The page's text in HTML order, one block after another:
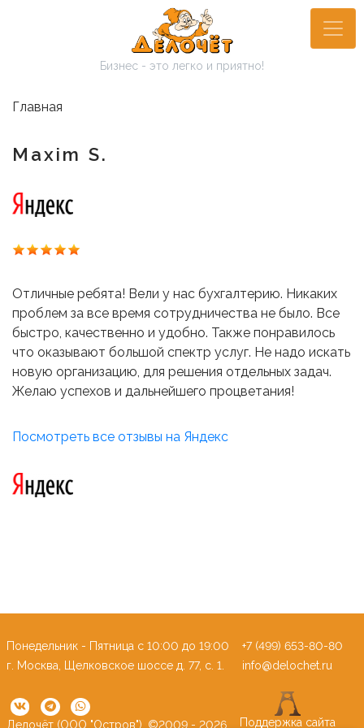
Бизнес - это легко и приятно!
Главная
Maxim S.
Отличные ребята! Вели у нас бухгалтерию. Никаких
проблем за все время сотрудничества не было. Все
быстро, качественно и удобно. Также понравилось
что оказывают большой спектр услуг. Не надо искать
новую организацию, для решения отдельных задач.
Желаю успехов и дальнейшего процветания!
Посмотреть все отзывы на Яндекс
Понедельник - Пятница c 10:00 до 19:00
г. Москва, Щелковское шоссе д. 77, с. 1.
+7 (499) 653-80-80
info@delochet.ru
Делочёт (ООО "Остров"). ©2009 - 2026 Поддержка сайта